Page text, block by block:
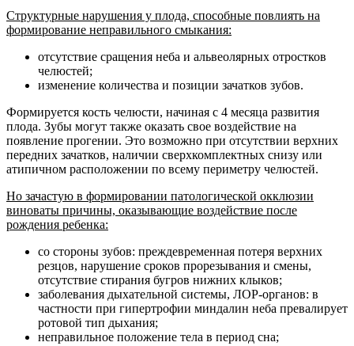
Структурные нарушения у плода, способные повлиять на
формирование неправильного смыкания:
отсутствие сращения неба и альвеолярных отростков
челюстей;
изменение количества и позиции зачатков зубов.
Формируется кость челюсти, начиная с 4 месяца развития
плода. Зубы могут также оказать свое воздействие на
появление прогении. Это возможно при отсутствии верхних
передних зачатков, наличии сверхкомплектных снизу или
атипичном расположении по всему периметру челюстей.
Но зачастую в формировании патологической окклюзии
виноваты причины, оказывающие воздействие после
рождения ребенка:
со стороны зубов: преждевременная потеря верхних
резцов, нарушение сроков прорезывания и смены,
отсутствие стирания бугров нижних клыков;
заболевания дыхательной системы, ЛОР-органов: в
частности при гипертрофии миндалин неба превалирует
ротовой тип дыхания;
неправильное положение тела в период сна;